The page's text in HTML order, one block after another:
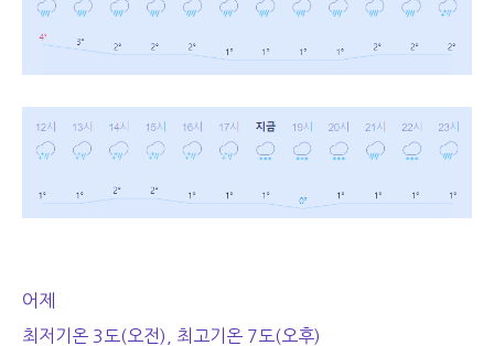
어제
최저기온 3도(오전), 최고기온 7도(오후)